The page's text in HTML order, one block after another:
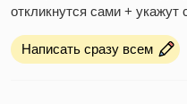
откликнутся сами + укажут
Написать сразу всем